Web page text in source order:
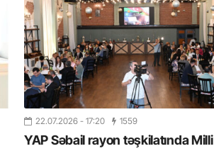
22.07.2026 - 17:20 1559
YAP Səbail rayon təşkilatında Milli